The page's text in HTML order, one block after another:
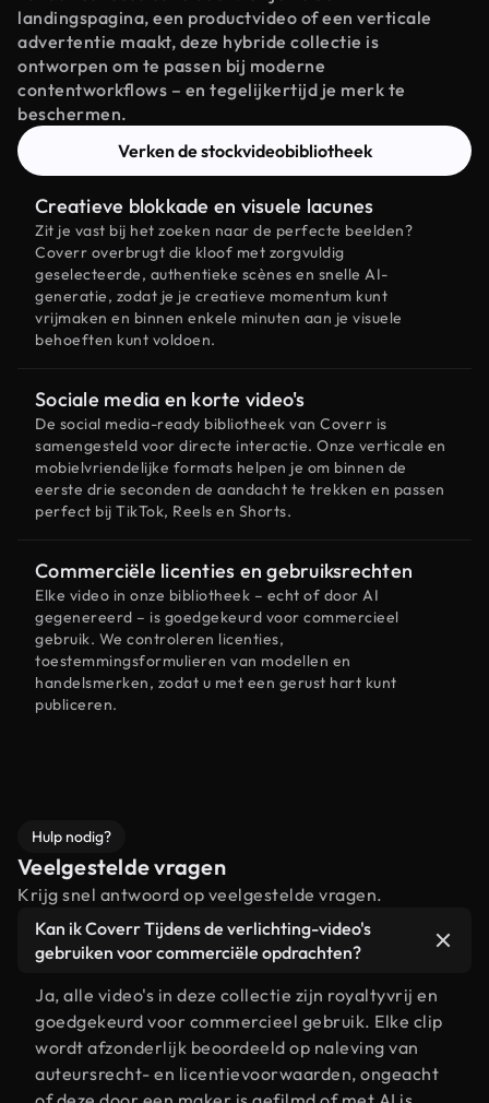
landingspagina, een productvideo of een verticale
advertentie maakt, deze hybride collectie is
ontworpen om te passen bij moderne
contentworkflows – en tegelijkertijd je merk te
beschermen.
Verken de stockvideobibliotheek
Creatieve blokkade en visuele lacunes
Zit je vast bij het zoeken naar de perfecte beelden?
Coverr overbrugt die kloof met zorgvuldig
geselecteerde, authentieke scènes en snelle AI-
generatie, zodat je je creatieve momentum kunt
vrijmaken en binnen enkele minuten aan je visuele
behoeften kunt voldoen.
Sociale media en korte video's
De social media-ready bibliotheek van Coverr is
samengesteld voor directe interactie. Onze verticale en
mobielvriendelijke formats helpen je om binnen de
eerste drie seconden de aandacht te trekken en passen
perfect bij TikTok, Reels en Shorts.
Commerciële licenties en gebruiksrechten
Elke video in onze bibliotheek – echt of door AI
gegenereerd – is goedgekeurd voor commercieel
gebruik. We controleren licenties,
toestemmingsformulieren van modellen en
handelsmerken, zodat u met een gerust hart kunt
publiceren.
Hulp nodig?
Veelgestelde vragen
Krijg snel antwoord op veelgestelde vragen.
Kan ik Coverr Tijdens de verlichting-video's
gebruiken voor commerciële opdrachten?
Ja, alle video's in deze collectie zijn royaltyvrij en
goedgekeurd voor commercieel gebruik. Elke clip
wordt afzonderlijk beoordeeld op naleving van
auteursrecht- en licentievoorwaarden, ongeacht